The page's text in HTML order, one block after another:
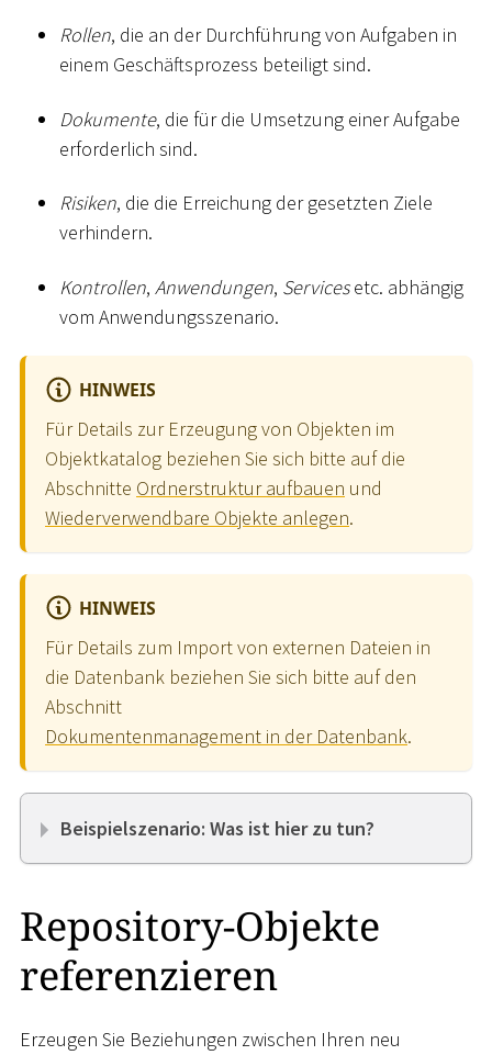
Rollen, die an der Durchführung von Aufgaben in
einem Geschäftsprozess beteiligt sind.
Dokumente, die für die Umsetzung einer Aufgabe
erforderlich sind.
Risiken, die die Erreichung der gesetzten Ziele
verhindern.
Kontrollen, Anwendungen, Servicesetc. abhängig
vom Anwendungsszenario.
HINWEIS
Für Details zur Erzeugung von Objekten im
Objektkatalog beziehen Sie sich bitte auf die
Abschnitte Ordnerstruktur aufbauen und
Wiederverwendbare Objekte anlegen.
HINWEIS
Für Details zum Import von externen Dateien in
die Datenbank beziehen Sie sich bitte auf den
Abschnitt
Dokumentenmanagement in der Datenbank.
Beispielszenario: Was ist hier zu tun?
Repository-Objekte
referenzieren
Erzeugen Sie Beziehungen zwischen Ihren neu